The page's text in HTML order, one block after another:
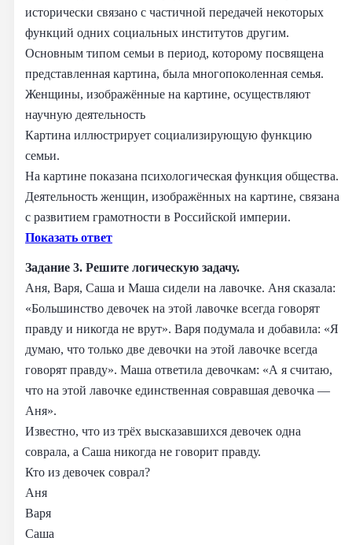
исторически связано с частичной передачей некоторых
функций одних социальных институтов другим.
Основным типом семьи в период, которому посвящена
представленная картина, была многопоколенная семья.
Женщины, изображённые на картине, осуществляют
научную деятельность
Картина иллюстрирует социализирующую функцию
семьи.
На картине показана психологическая функция общества.
Деятельность женщин, изображённых на картине, связана
с развитием грамотности в Российской империи.
Показать ответ
Задание 3. Решите логическую задачу.
Аня, Варя, Саша и Маша сидели на лавочке. Аня сказала:
«Большинство девочек на этой лавочке всегда говорят
правду и никогда не врут». Варя подумала и добавила: «Я
думаю, что только две девочки на этой лавочке всегда
говорят правду». Маша ответила девочкам: «А я считаю,
что на этой лавочке единственная совравшая девочка —
Аня».
Известно, что из трёх высказавшихся девочек одна
соврала, а Саша никогда не говорит правду.
Кто из девочек соврал?
Аня
Варя
Саша